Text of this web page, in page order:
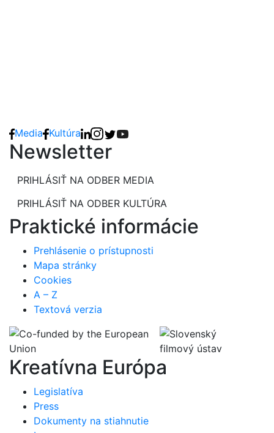
Media Kultúra
Newsletter
PRIHLÁSIŤ NA ODBER MEDIA
PRIHLÁSIŤ NA ODBER KULTÚRA
Praktické informácie
Prehlásenie o prístupnosti
Mapa stránky
Cookies
A – Z
Textová verzia
Kreatívna Európa
Legislatíva
Press
Dokumenty na stiahnutie